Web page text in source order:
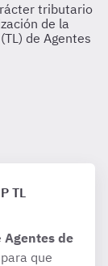
tributario
de la
de Agentes
TL
Agentes de
que